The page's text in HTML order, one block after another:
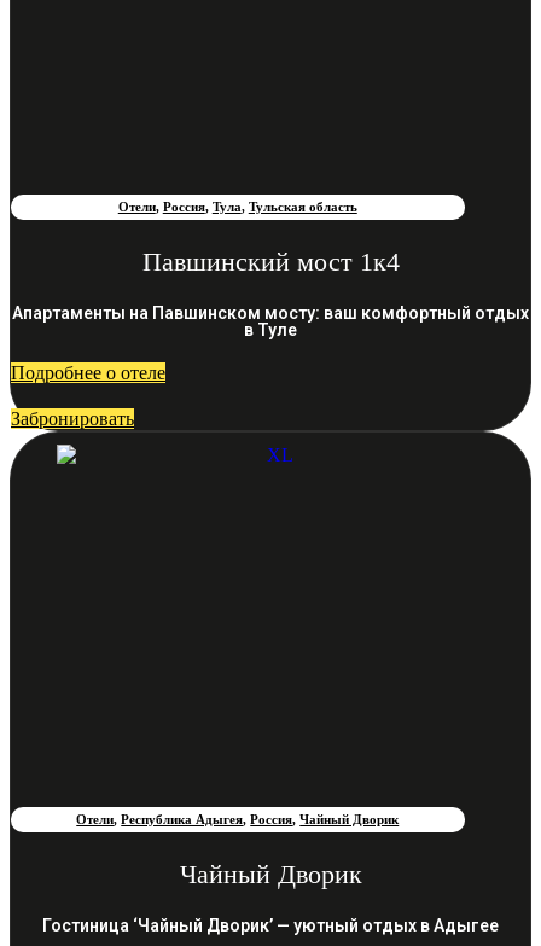
Отели, Россия, Тула, Тульская область
Павшинский мост 1к4
Апартаменты на Павшинском мосту: ваш комфортный отдых
в Туле
Подробнее о отеле
Забронировать
Отели,Республика Адыгея,Россия,Чайный Дворик
Чайный Дворик
Гостиница ‘Чайный Дворик’ — уютный отдых в Адыгее